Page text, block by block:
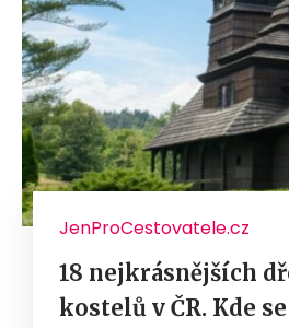
JenProCestovatele.cz
18 nejkrásnějších
kostelů v ČR. Kde